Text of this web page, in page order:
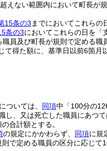
ない範囲内において町長が
15条の3 までにおいてこれらの
条の3においてこれらの日を「
員及び町長が規則で定める職
得た額に、基準日以前6箇月
ついては、 同項中「100分の
し、又は死亡した職員にあつ
合計額とする。
の規定にかかわらず、 同項に規
で定める職員の区分に応じ